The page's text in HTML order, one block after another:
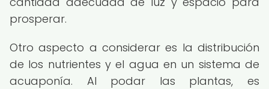
prosperar.
Otro aspecto a considerar es la distribución
de los nutrientes y el agua en un sistema de
acuaponía. Al podar las plantas, es